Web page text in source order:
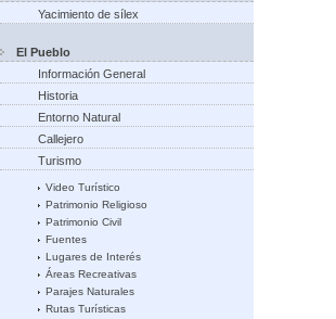
Yacimiento de sílex
El Pueblo
Información General
Historia
Entorno Natural
Callejero
Turismo
Video Turístico
Patrimonio Religioso
Patrimonio Civil
Fuentes
Lugares de Interés
Áreas Recreativas
Parajes Naturales
Rutas Turísticas